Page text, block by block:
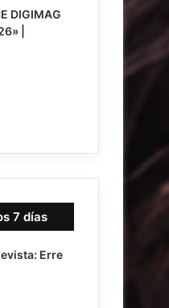
DIGIMAG
|
7 días
Erre